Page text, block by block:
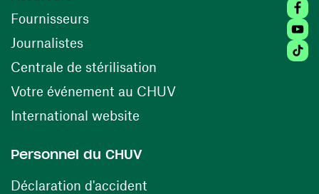
Fournisseurs(opens in a new window)
Journalistes
Centrale de stérilisation (opens in a new window)
Votre événement au CHUV(opens in a new
International website
Personnel du CHUV
Déclaration d'accident